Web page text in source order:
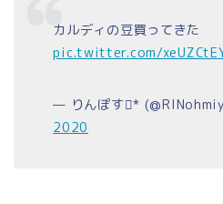
カルディの豆買ってきた
pic.twitter.com/
— りんぽす*
2020